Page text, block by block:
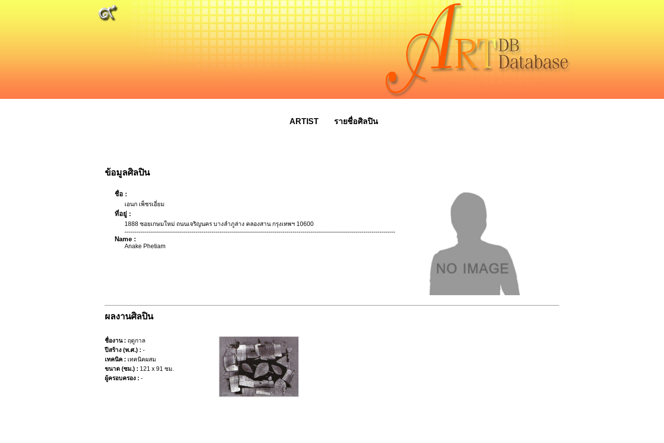
ARTIST รายชื่อศิลปิน
ข้อมูลศิลปิน
ชื่อ :
เอนก เพ็ชรเอี่ยม
ที่อยู่ :
1888 ซอยเกษมใหม่ ถนนเจริญนคร บางลำภูล่าง คลองสาน กรุงเทพฯ 10600
-----------------------------------------------------------------------------------------------------------------------------------------
Name :
Anake Phetiam
ผลงานศิลปิน
ชื่องาน : ฤดูกาล
ปีสร้าง (พ.ศ.) : -
เทคนิค : เทคนิคผสม
ขนาด (ซม.) : 121 x 91 ซม.
ผู้ครอบครอง : -